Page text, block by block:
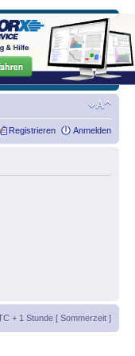
Registrieren Anmelden
+ 1 Stunde [ Sommerzeit ]